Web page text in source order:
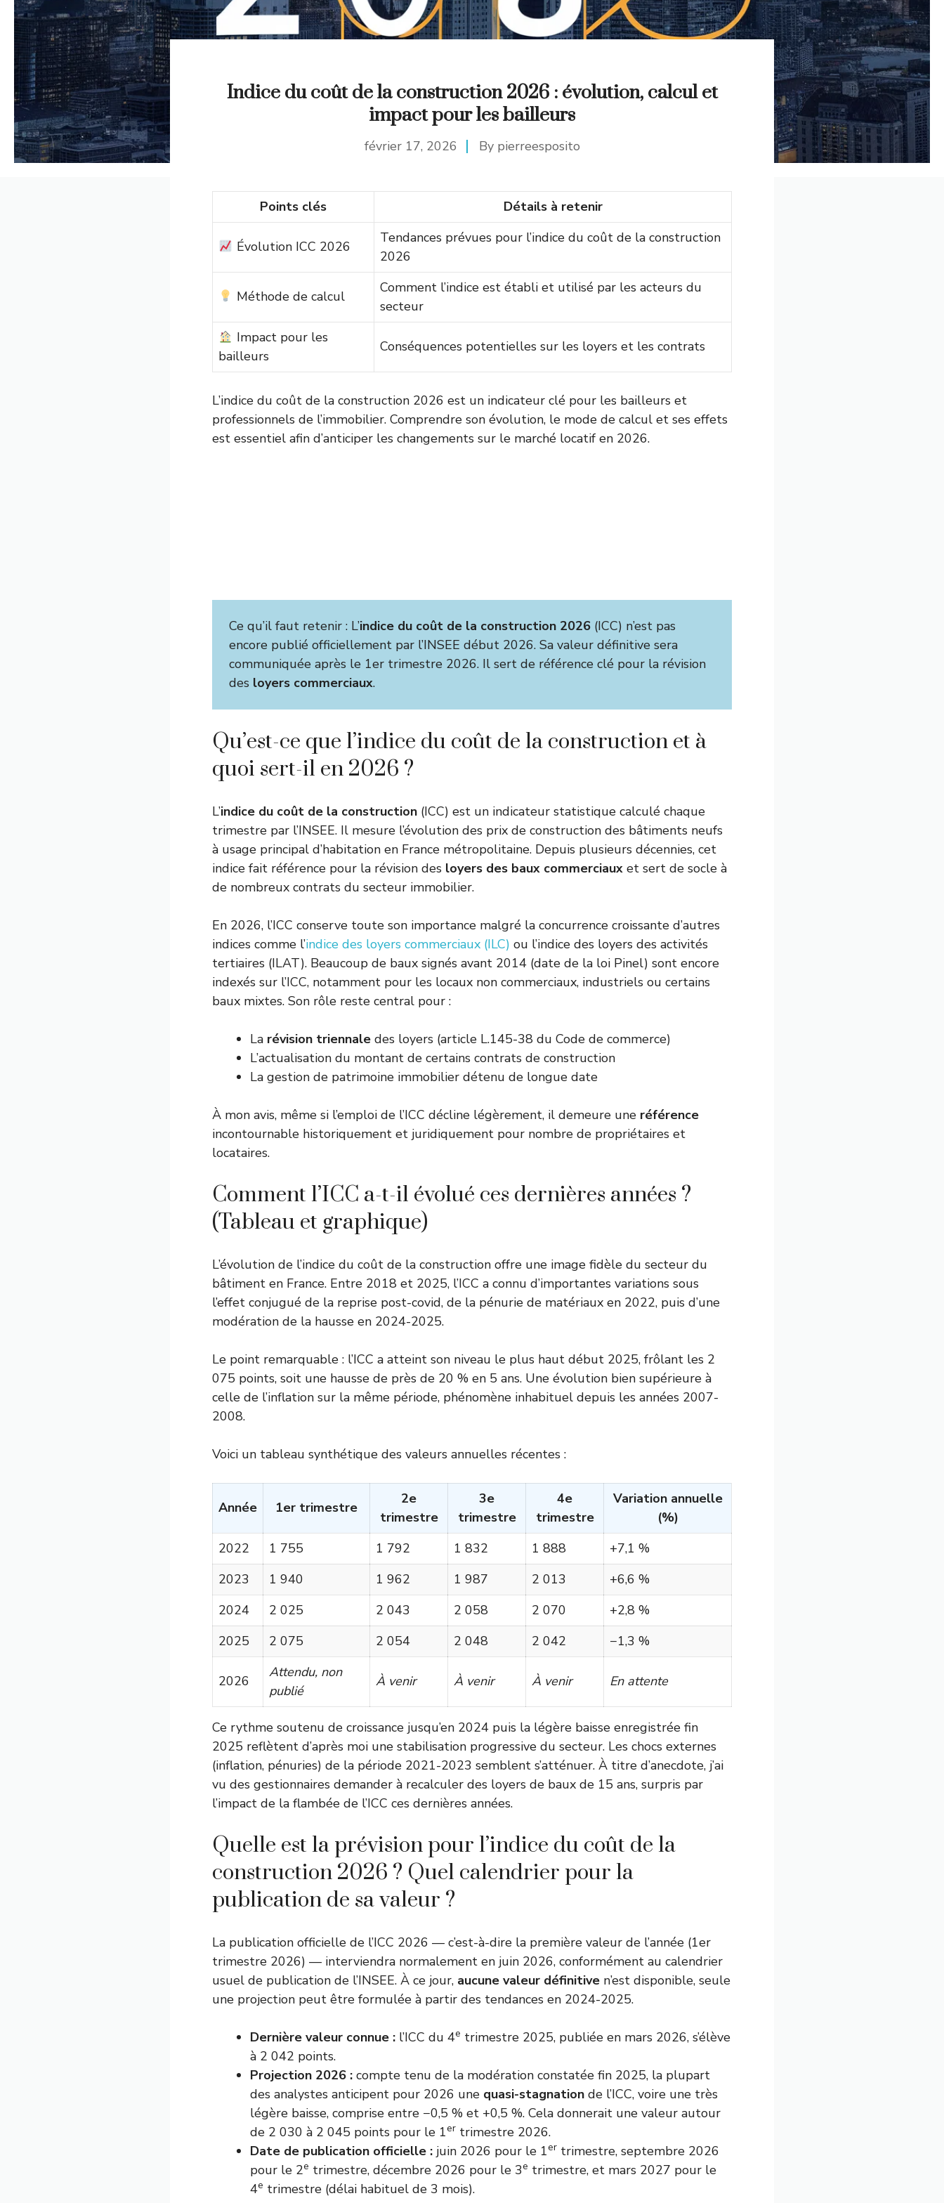
Indice du coût de la construction 2026 : évolution, calcul et
impact pour les bailleurs
février 17, 2026 By pierreesposito
Points clés Détails à retenir
Évolution ICC 2026
Tendances prévues pour l’indice du coût de la construction
2026
Méthode de calcul
Comment l’indice est établi et utilisé par les acteurs du
secteur
Impact pour les
bailleurs
Conséquences potentielles sur les loyers et les contrats
L’indice du coût de la construction 2026 est un indicateur clé pour les bailleurs et
professionnels de l’immobilier. Comprendre son évolution, le mode de calcul et ses effets
est essentiel afin d’anticiper les changements sur le marché locatif en 2026.
Ce qu’il faut retenir : L’indice du coût de la construction 2026 (ICC) n’est pas
encore publié officiellement par l’INSEE début 2026. Sa valeur définitive sera
communiquée après le 1er trimestre 2026. Il sert de référence clé pour la révision
des loyers commerciaux.
Qu’est-ce que l’indice du coût de la construction et à
quoi sert-il en 2026 ?
L’indice du coût de la construction (ICC) est un indicateur statistique calculé chaque
trimestre par l’INSEE. Il mesure l’évolution des prix de construction des bâtiments neufs
à usage principal d’habitation en France métropolitaine. Depuis plusieurs décennies, cet
indice fait référence pour la révision des loyers des baux commerciaux et sert de socle à
de nombreux contrats du secteur immobilier.
En 2026, l’ICC conserve toute son importance malgré la concurrence croissante d’autres
indices comme l’indice des loyers commerciaux (ILC) ou l’indice des loyers des activités
tertiaires (ILAT). Beaucoup de baux signés avant 2014 (date de la loi Pinel) sont encore
indexés sur l’ICC, notamment pour les locaux non commerciaux, industriels ou certains
baux mixtes. Son rôle reste central pour :
La révision triennale des loyers (article L.145-38 du Code de commerce)
L’actualisation du montant de certains contrats de construction
La gestion de patrimoine immobilier détenu de longue date
À mon avis, même si l’emploi de l’ICC décline légèrement, il demeure une référence
incontournable historiquement et juridiquement pour nombre de propriétaires et
locataires.
Comment l’ICC a-t-il évolué ces dernières années ?
(Tableau et graphique)
L’évolution de l’indice du coût de la construction offre une image fidèle du secteur du
bâtiment en France. Entre 2018 et 2025, l’ICC a connu d’importantes variations sous
l’effet conjugué de la reprise post-covid, de la pénurie de matériaux en 2022, puis d’une
modération de la hausse en 2024-2025.
Le point remarquable : l’ICC a atteint son niveau le plus haut début 2025, frôlant les 2
075 points, soit une hausse de près de 20 % en 5 ans. Une évolution bien supérieure à
celle de l’inflation sur la même période, phénomène inhabituel depuis les années 2007-
2008.
Voici un tableau synthétique des valeurs annuelles récentes :
Année 1er trimestre
2e
trimestre
3e
trimestre
4e
trimestre
Variation annuelle
(%)
2022
1 755 1 792 1 832 1 888
+7,1 %
2023
1 940 1 962 1 987 2 013
+6,6 %
2024
2 025 2 043 2 058 2 070
+2,8 %
2025
2 075 2 054 2 048 2 042 −1,3 %
2026
Attendu, non
publié
À venir À venir À venir En attente
Ce rythme soutenu de croissance jusqu’en 2024 puis la légère baisse enregistrée fin
2025 reflètent d’après moi une stabilisation progressive du secteur. Les chocs externes
(inflation, pénuries) de la période 2021-2023 semblent s’atténuer. À titre d’anecdote, j’ai
vu des gestionnaires demander à recalculer des loyers de baux de 15 ans, surpris par
l’impact de la flambée de l’ICC ces dernières années.
Quelle est la prévision pour l’indice du coût de la
construction 2026 ? Quel calendrier pour la
publication de sa valeur ?
La publication officielle de l’ICC 2026 — c’est-à-dire la première valeur de l’année (1er
trimestre 2026) — interviendra normalement en juin 2026, conformément au calendrier
usuel de publication de l’INSEE. À ce jour, aucune valeur définitive n’est disponible, seule
une projection peut être formulée à partir des tendances en 2024-2025.
Dernière valeur connue : l’ICC du 4e trimestre 2025, publiée en mars 2026, s’élève
à 2 042 points.
Projection 2026 : compte tenu de la modération constatée fin 2025, la plupart
des analystes anticipent pour 2026 une quasi-stagnation de l’ICC, voire une très
légère baisse, comprise entre −0,5 % et +0,5 %. Cela donnerait une valeur autour
de 2 030 à 2 045 points pour le 1er trimestre 2026.
Date de publication officielle : juin 2026 pour le 1er trimestre, septembre 2026
pour le 2e trimestre, décembre 2026 pour le 3e trimestre, et mars 2027 pour le
4e trimestre (délai habituel de 3 mois).